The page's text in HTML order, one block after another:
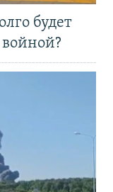
будет